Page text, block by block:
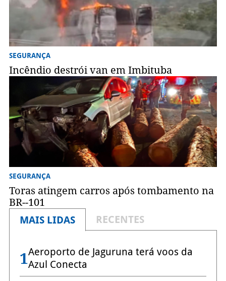
SEGURANÇA
Incêndio destrói van em Imbituba
SEGURANÇA
Toras atingem carros após tombamento na
BR--101
MAIS LIDAS
RECENTES
1Aeroporto de Jaguruna terá voos da
Azul Conecta